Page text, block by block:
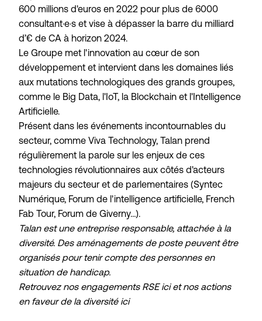
600 millions d'euros en 2022 pour plus de 6000
consultant·e·s et vise à dépasser la barre du milliard
d’€ de CA à horizon 2024.
Le Groupe met l'innovation au cœur de son
développement et intervient dans les domaines liés
aux mutations technologiques des grands groupes,
comme le Big Data, l'IoT, la Blockchain et l'Intelligence
Artificielle.
Présent dans les événements incontournables du
secteur, comme Viva Technology, Talan prend
régulièrement la parole sur les enjeux de ces
technologies révolutionnaires aux côtés d'acteurs
majeurs du secteur et de parlementaires (Syntec
Numérique, Forum de l'intelligence artificielle, French
Fab Tour, Forum de Giverny…).
Talan est une entreprise responsable, attachée à la
diversité. Des aménagements de poste peuvent être
organisés pour tenir compte des personnes en
situation de handicap.
Retrouvez nos engagements RSEiciet nos actions
en faveur de la diversité ici